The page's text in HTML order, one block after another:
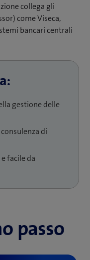
collega gli
come Viseca,
bancari centrali
gestione delle
di
facile da
passo